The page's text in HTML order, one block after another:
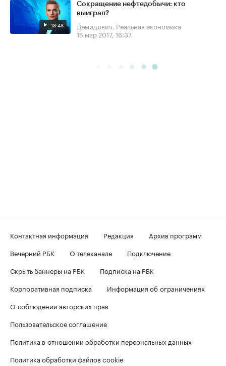
18:48
Сокращение нефтедобычи: кто
выиграл?
Демидович. Реальная экономика
15 мар 2017, 16:37
Контактная информация Редакция
Архив программ
Вечерний РБК
О телеканале
Подключение
Скрыть баннеры на РБК
Подписка на РБК
Корпоративная подписка
Информация об ограничениях
О соблюдении авторских прав
Пользовательское соглашение
Политика в отношении обработки персональных данных
Политика обработки файлов cookie